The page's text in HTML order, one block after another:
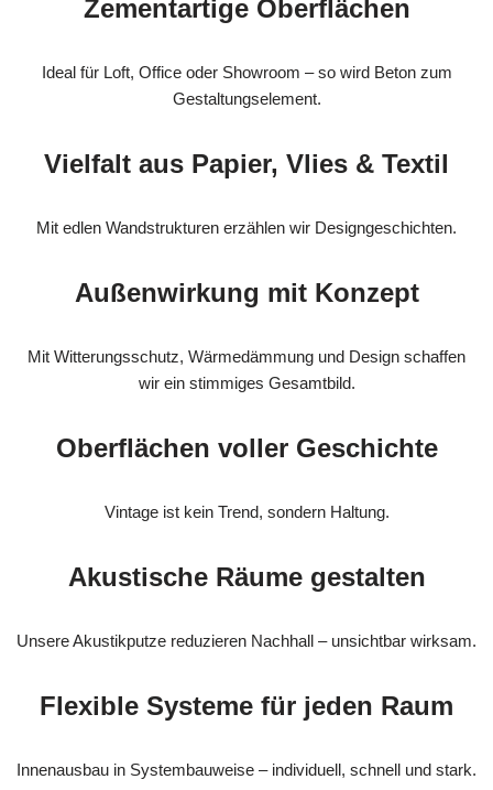
Zementartige Oberflächen
Ideal für Loft, Office oder Showroom – so wird Beton zum
Gestaltungselement.
Vielfalt aus Papier, Vlies & Textil
Mit edlen Wandstrukturen erzählen wir Designgeschichten.
Außenwirkung mit Konzept
Mit Witterungsschutz, Wärmedämmung und Design schaffen
wir ein stimmiges Gesamtbild.
Oberflächen voller Geschichte
Vintage ist kein Trend, sondern Haltung.
Akustische Räume gestalten
Unsere Akustikputze reduzieren Nachhall – unsichtbar wirksam.
Flexible Systeme für jeden Raum
Innenausbau in Systembauweise – individuell, schnell und stark.